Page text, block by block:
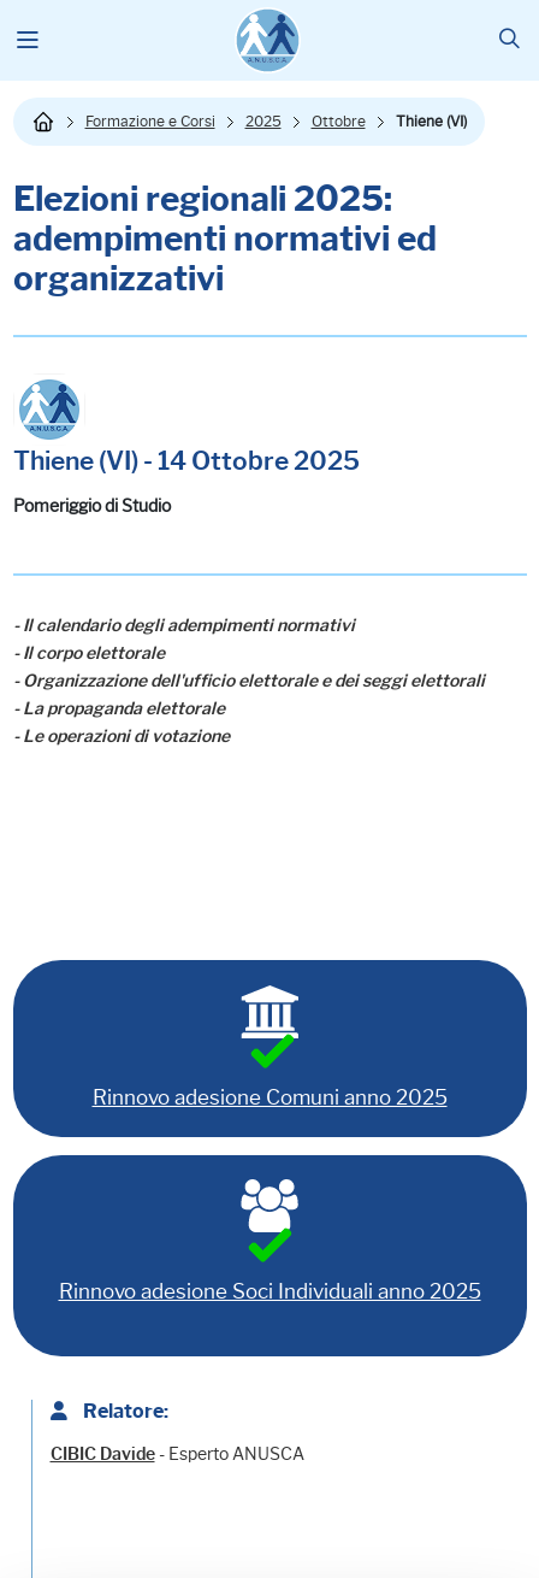
Formazione e Corsi 2025 Ottobre Thiene (VI)
Elezioni regionali 2025:
adempimenti normativi ed
organizzativi
Thiene (VI) - 14 Ottobre 2025
Pomeriggio di Studio
- Il calendario degli adempimenti normativi
- Il corpo elettorale
- Organizzazione dell'ufficio elettorale e dei seggi elettorali
- La propaganda elettorale
- Le operazioni di votazione
Rinnovo adesione Comuni anno 2025
Rinnovo adesione Soci Individuali anno 2025
Relatore:
CIBIC Davide- Esperto ANUSCA